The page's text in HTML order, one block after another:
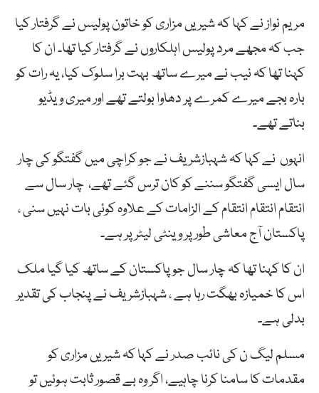
مریم نواز نے کہا کہ شیریں مزاری کو خاتون پولیس نے گرفتار کیا
جب کہ مجھے مرد پولیس اہلکاروں نے گرفتار کیا تھا۔ ان کا
کہنا تھا کہ نیب نے میرے ساتھ بہت برا سلوک کیا، یہ رات کو
بارہ بجے میرے کمرے پر دھاوا بولتے تھے اور میری ویڈیو
بناتے تھے۔
انہوں نے کہا کہ شہبازشریف نے جو کراچی میں گفتگو کی چار
سال ایسی گفتگو سننے کو کان ترس گئے تھے، چار سال سے
انتقام انتقام انتقام کے الزامات کے علاوہ کوئی بات نہیں سنی ،
پاکستان آج معاشی طور پر وینٹی لیٹر پر ہے۔
ان کا کہنا تھا کہ چار سال جو پاکستان کے ساتھ کیا گیا ملک
اس کا خمیازہ بھگت رہا ہے ، شہبازشریف نے پنجاب کی تقدیر
بدلی ہے۔
مسلم لیگ ن کی نائب صدر نے کہا کہ شیریں مزاری کو
مقدمات کا سامنا کرنا چاہیے، اگر وہ بے قصور ثابت ہوئیں تو